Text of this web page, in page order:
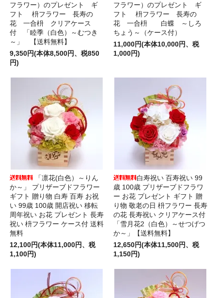
フラワー）のプレゼント ギ
フト 枡フラワー 長寿の
花 一合枡 クリアケース
付 「睦季（白色）～むつき
～」 【送料無料】
9,350円(本体8,500円、税850
円)
フラワー）のプレゼント ギ
フト 枡フラワー 長寿の
花 一合枡 白蝶 ～しろ
ちょう～（ケース付）
11,000円(本体10,000円、税
1,000円)
「凛花(白色）～りん
か～」 プリザーブドフラワー
ギフト 贈り物 白寿 百寿 お祝
い 99歳 100歳 開店祝い 移転
周年祝い お花 プレゼント 長寿
祝い 枡フラワー ケース付 送料
無料
12,100円(本体11,000円、税
1,100円)
白寿祝い 百寿祝い 99
歳 100歳 プリザーブドフラワ
ー お花 プレゼント ギフト 贈
り物 敬老の日 枡フラワー 長寿
の花 長寿祝い クリアケース付
「雪月花2（白色）～せつげつ
か～」【送料無料】
12,650円(本体11,500円、税
1,150円)